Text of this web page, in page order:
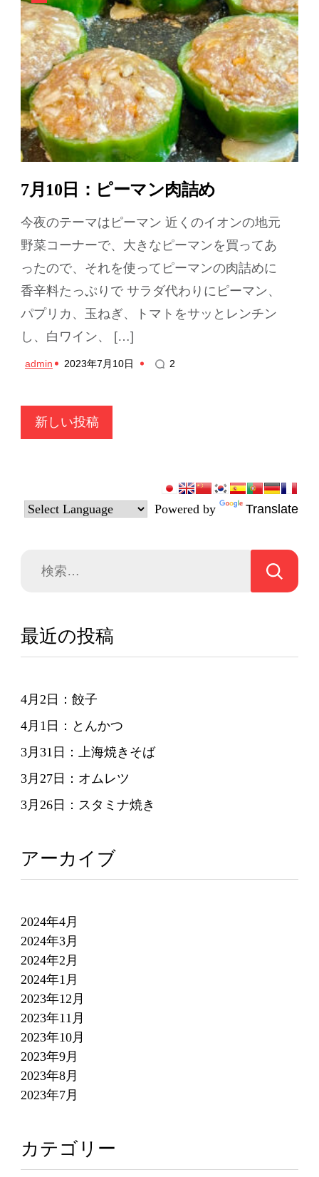
7月10日：ピーマン肉詰め
今夜のテーマはピーマン 近くのイオンの地元
野菜コーナーで、大きなピーマンを買ってあ
ったので、それを使ってピーマンの肉詰めに
香辛料たっぷりで サラダ代わりにピーマン、
パプリカ、玉ねぎ、トマトをサッとレンチン
し、白ワイン、 […]
admin 2023年7月10日 2
投
稿
ゲ
ン
新しい投稿
Powered by Translate
最近の投稿
4月2日：餃子
4月1日：とんかつ
3月31日：上海焼きそば
3月27日：オムレツ
3月26日：スタミナ焼き
アーカイブ
2024年4月
2024年3月
2024年2月
2024年1月
2023年12月
2023年11月
2023年10月
2023年9月
2023年8月
2023年7月
カテゴリー